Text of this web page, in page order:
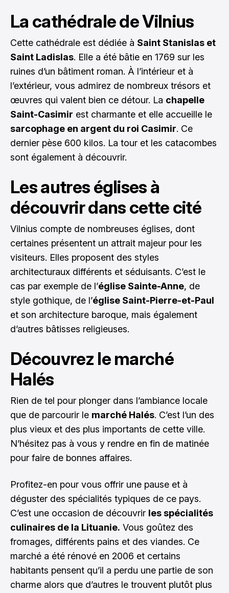
La cathédrale de Vilnius
Cette cathédrale est dédiée à Saint Stanislas et
Saint Ladislas. Elle a été bâtie en 1769 sur les
ruines d’un bâtiment roman. À l’intérieur et à
l’extérieur, vous admirez de nombreux trésors et
œuvres qui valent bien ce détour. La chapelle
Saint-Casimir est charmante et elle accueille le
sarcophage en argent du roi Casimir. Ce
dernier pèse 600 kilos. La tour et les catacombes
sont également à découvrir.
Les autres églises à
découvrir dans cette cité
Vilnius compte de nombreuses églises, dont
certaines présentent un attrait majeur pour les
visiteurs. Elles proposent des styles
architecturaux différents et séduisants. C’est le
cas par exemple de l’église Sainte-Anne, de
style gothique, de l’église Saint-Pierre-et-Paul
et son architecture baroque, mais également
d’autres bâtisses religieuses.
Découvrez le marché
Halés
Rien de tel pour plonger dans l’ambiance locale
que de parcourir le marché Halés. C’est l’un des
plus vieux et des plus importants de cette ville.
N’hésitez pas à vous y rendre en fin de matinée
pour faire de bonnes affaires.
Profitez-en pour vous offrir une pause et à
déguster des spécialités typiques de ce pays.
C’est une occasion de découvrir les spécialités
culinaires de la Lituanie. Vous goûtez des
fromages, différents pains et des viandes. Ce
marché a été rénové en 2006 et certains
habitants pensent qu’il a perdu une partie de son
charme alors que d’autres le trouvent plutôt plus